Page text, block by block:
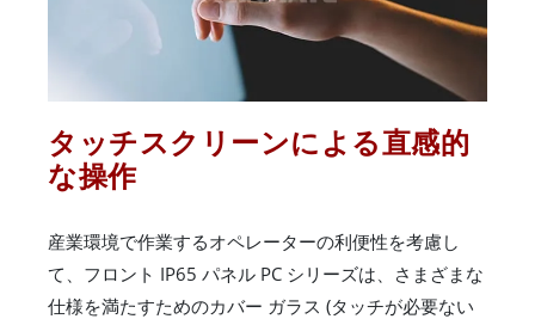
タッチスクリーンによる直感的
な操作
産業環境で作業するオペレーターの利便性を考慮し
て、フロント IP65 パネル PC シリーズは、さまざまな
仕様を満たすためのカバー ガラス (タッチが必要ない